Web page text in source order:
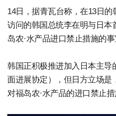
14日，据青瓦台称，在13日
访问的韩国总统李在明与日本
岛农·水产品进口禁止措施的事
韩国正积极推进加入日本主导
面进展协定），但日方立场是
对福岛农·水产品的进口禁止措